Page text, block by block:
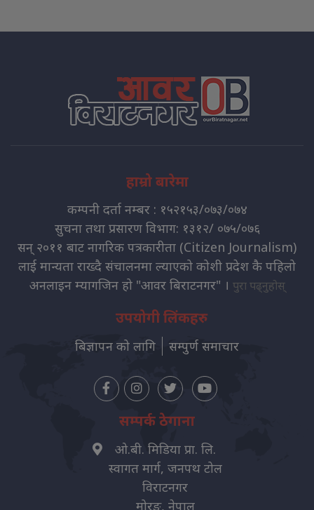
हाम्रो बारेमा
कम्पनी दर्ता नम्बर : १५२१५३/०७३/०७४
सुचना तथा प्रसारण विभाग: १३१२/ ०७५/०७६
सन् २०११ बाट नागरिक पत्रकारीता (Citizen Journalism)
लाई मान्यता राख्दै संचालनमा ल्याएको कोशी प्रदेश कै पहिलो
अनलाइन म्यागजिन हो "आवर बिराटनगर" । पुरा पढ्नुहोस्
उपयोगी लिंकहरु
बिज्ञापन को लागि सम्पुर्ण समाचार
सम्पर्क ठेगाना
ओ.बी. मिडिया प्रा. लि.
स्वागत मार्ग, जनपथ टोल
विराटनगर
मोरङ, नेपाल